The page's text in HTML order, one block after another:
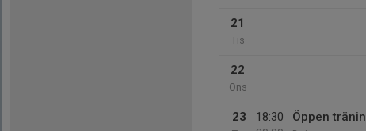
21
Tis
22
Ons
23
18:30
Öppen